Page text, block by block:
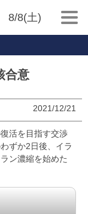
8/8(土)
合意
2021/12/21
活を目指す交渉
ずか2日後、イラ
ン濃縮を始めた